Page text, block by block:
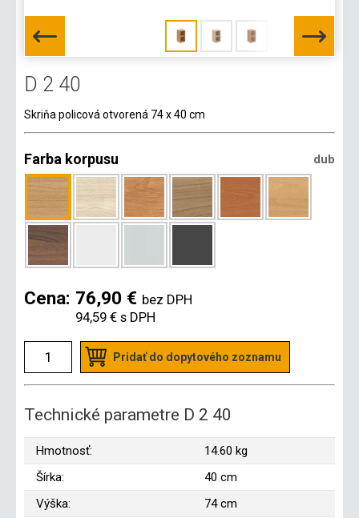
D 2 40
Skriňa policová otvorená 74 x 40 cm
Farba korpusu dub
Cena: 76,90 € bez DPH
94,59 € s DPH
Pridať do dopytového zoznamu
Technické parametre D 2 40
Hmotnosť:
14.60 kg
Šírka:
40 cm
Výška:
74 cm